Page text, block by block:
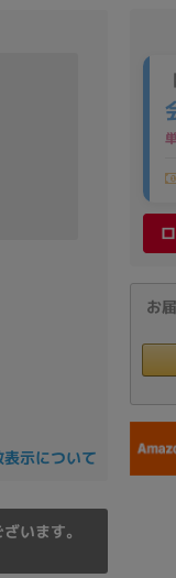
お
示について
います。
Ryzen 5
で